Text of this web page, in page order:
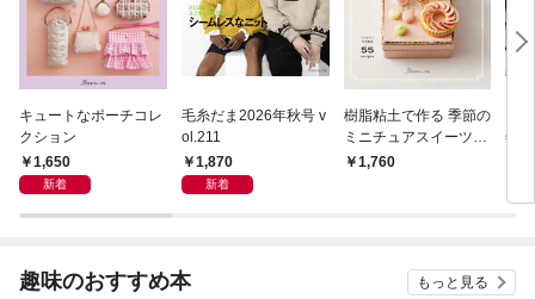
キュートなポーチコレ
クション
1,650
新着
毛糸だま2026年秋号 v
ol.211
1,870
新着
樹脂粘土で作る 季節の
ミニチュアスイーツ・
アラカルト
1,760
年7
趣味のおすすめ本 もっと見る